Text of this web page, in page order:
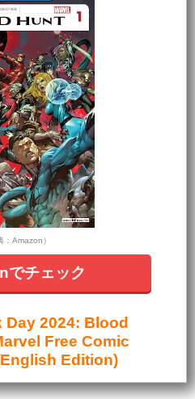
：Amazon）
でチェック
Day 2024: Blood
Free Comic
Edition)